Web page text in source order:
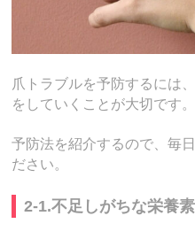
爪トラブルを予防するには
をしていくことが大切です。
予防法を紹介するので、毎
ださい。
2-1.不足しがちな栄養